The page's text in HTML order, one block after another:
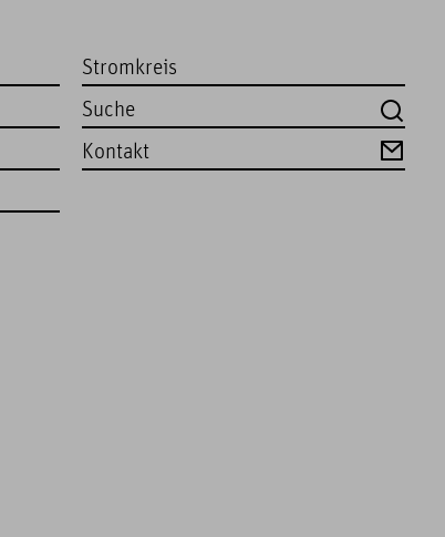
Stromkreis
Kontakt